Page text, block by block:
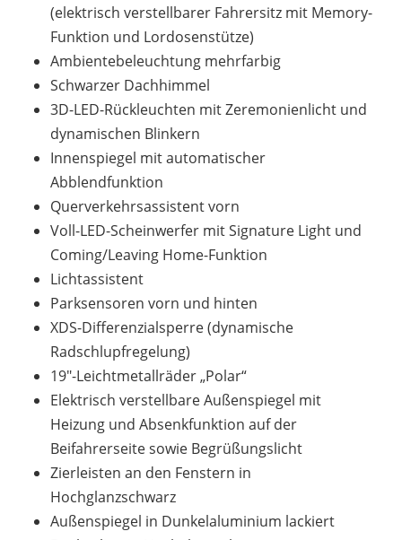
(elektrisch verstellbarer Fahrersitz mit Memory-
Funktion und Lordosenstütze)
Ambientebeleuchtung mehrfarbig
Schwarzer Dachhimmel
3D-LED-Rückleuchten mit Zeremonienlicht und
dynamischen Blinkern
Innenspiegel mit automatischer
Abblendfunktion
Querverkehrsassistent vorn
Voll-LED-Scheinwerfer mit Signature Light und
Coming/Leaving Home-Funktion
Lichtassistent
Parksensoren vorn und hinten
XDS-Differenzialsperre (dynamische
Radschlupfregelung)
19"-Leichtmetallräder „Polar“
Elektrisch verstellbare Außenspiegel mit
Heizung und Absenkfunktion auf der
Beifahrerseite sowie Begrüßungslicht
Zierleisten an den Fenstern in
Hochglanzschwarz
Außenspiegel in Dunkelaluminium lackiert